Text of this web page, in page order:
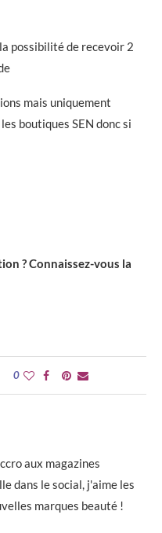
possibilité de recevoir 2
mais uniquement
boutiques SEN donc si
? Connaissez-vous la
0
aux magazines
dans le social, j'aime les
marques beauté !